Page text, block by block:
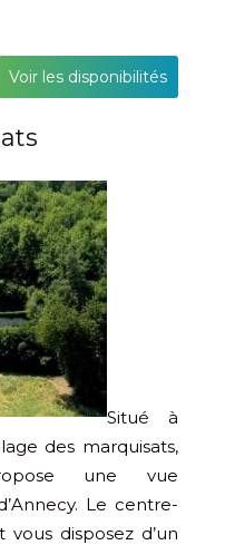
Voir les disponibilités
Situé à
des marquisats,
une vue
Le centre-
disposez d’un